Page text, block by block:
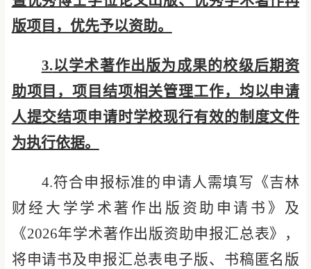
版项目，优先予以资助。
3.以学术著作出版为成果的校级后期资
助项目，项目结项相关管理工作，均以申请
人提交结项申请时学校现行有效的制度文件
为执行依据。
4.符合申报标准的 申请人需填写《吉林
财经大学学术著作出版资助申请书》及
《2026年学术著作出版资助申报汇总表》，
将申请书及申报汇总表电子版、书稿匿名版